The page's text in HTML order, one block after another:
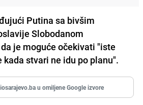
Putina sa bivšim
Slobodanom
je moguće očekivati "iste
stvari ne idu po planu".
u omiljene Google izvore